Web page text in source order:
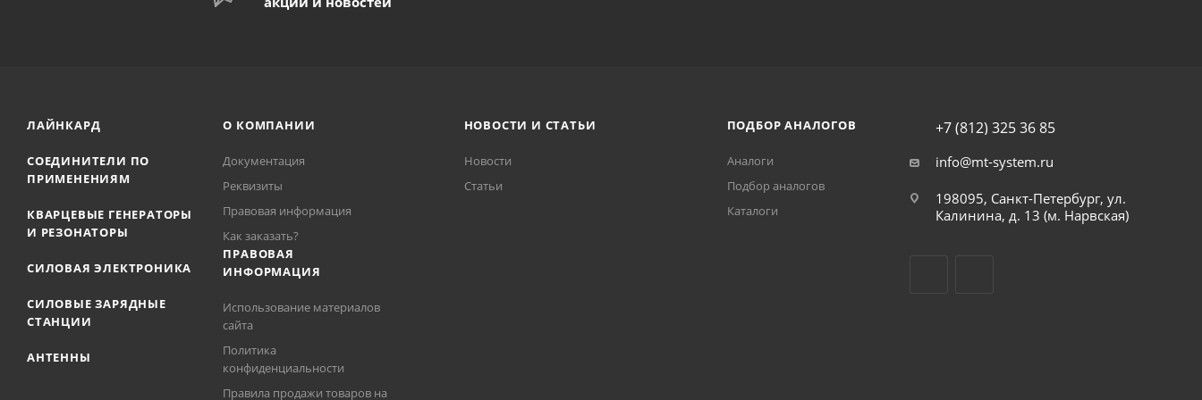
ЛАЙНКАРД
СОЕДИНИТЕЛИ ПО
ПРИМЕНЕНИЯМ
КВАРЦЕВЫЕ ГЕНЕРАТОРЫ
И РЕЗОНАТОРЫ
СИЛОВАЯ ЭЛЕКТРОНИКА
СИЛОВЫЕ ЗАРЯДНЫЕ
СТАНЦИИ
АНТЕННЫ
О КОМПАНИИ
Документация
Реквизиты
Правовая информация
Как заказать?
ПРАВОВАЯ
ИНФОРМАЦИЯ
Использование материалов
сайта
Политика
конфиденциальности
Правила продажи товаров на
НОВОСТИ И СТАТЬИ
Новости
Статьи
ПОДБОР АНАЛОГОВ
Аналоги
Подбор аналогов
Каталоги
+7 (812) 325 36 85
info@mt-system.ru
198095, Санкт-Петербург, ул.
Калинина, д. 13 (м. Нарвская)